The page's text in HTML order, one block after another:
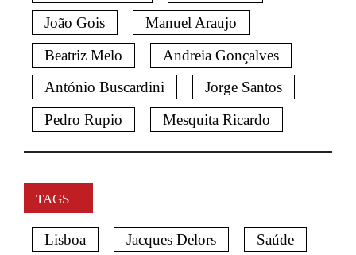
João Gois
Manuel Araujo
Beatriz Melo
Andreia Gonçalves
António Buscardini
Jorge Santos
Pedro Rupio
Mesquita Ricardo
TAGS
Lisboa Jacques Delors Saúde